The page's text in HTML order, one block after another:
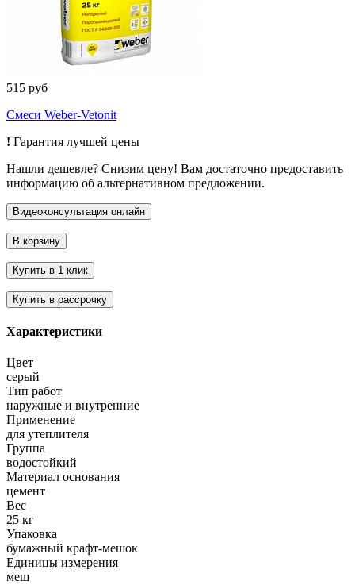
515 руб
Смеси Weber-Vetonit
! Гарантия лучшей цены
Нашли дешевле? Снизим цену! Вам достаточно предоставить
информацию об альтернативном предложении.
Характеристики
Цвет
серый
Тип работ
наружные и внутренние
Применение
для утеплителя
Группа
водостойкий
Материал основания
цемент
Вес
25 кг
Упаковка
бумажный крафт-мешок
Единицы измерения
меш